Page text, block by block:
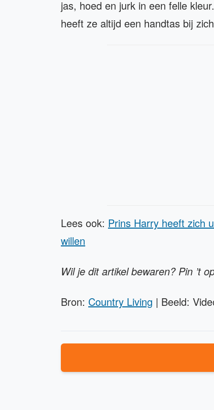
jas, hoed en jurk in een felle
heeft ze altijd een handtas bij
Lees ook: Prins Harry heeft zich
willen
Wil je dit artikel bewaren? Pin ’t
Bron: Country Living | Beeld: